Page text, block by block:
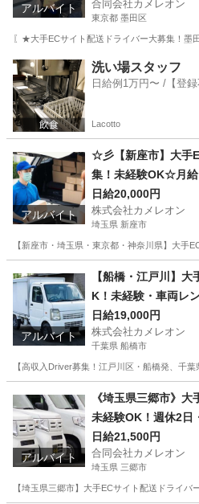
アルバイト 合同会社カメレオン
東京都 墨田区
〖★大手ECサイト配送ドライバー大募集！墨
東京 墨田区 ドライバー 積み込み
洗い場スタッフ
日給例1万円〜 /【登
Lacotto
アルバイト
☆彡【新座市】大手
集！未経験OK☆月給
2日・車両
日給20,000円
株式会社カメレオン
埼玉県 新座市
【新座市・埼玉県・東京都・神奈川県】大
ドライバー 積み込
アルバイト
【船橋・江戸川】
K！未経験・車両レ
日給19,000円
株式会社カメレオン
千葉県 船橋市
【高収入Driver募集！江戸川区・船橋発、千
ドライバー 積み込
アルバイト
《埼玉県三郷市》大
未経験OK！週休2日
稼ぐ！
日給21,500円
合同会社カメレオン
埼玉県 三郷市
【埼玉県三郷市】大手ECサイト配送ドライ